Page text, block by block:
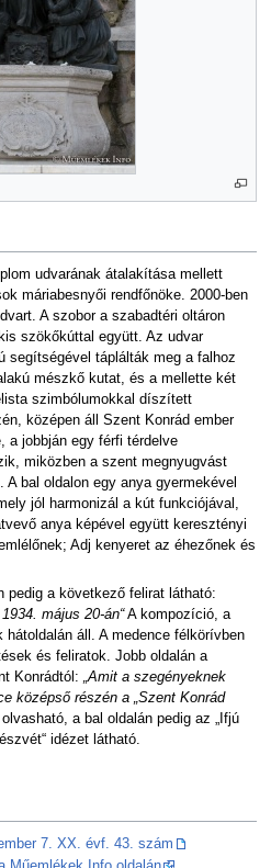
udvarának átalakítása mellett
máriabesnyői rendfőnöke. 2000-ben
A szobor a szabadtéri oltáron
szökőkúttal együtt. Az udvar
segítségével táplálták meg a falhoz
mészkő kutat, és a mellette két
szimbólumokkal díszített
középen áll Szent Konrád ember
a jobbján egy férfi térdelve
miközben a szent megnyugvást
bal oldalon egy anya gyermekével
jól harmonizál a kút funkciójával,
anya képével együtt keresztényi
Adj kenyeret az éhezőnek és
pedig a következő felirat látható:
május 20-án“A kompozíció, a
áll. A medence félkörívben
és feliratok. Jobb oldalán a
Konrádtól: „Amit a szegényeknek
középső részén a „Szent Konrád
a bal oldalán pedig az „Ifjú
idézet látható.
7. XX. évf. 43. szám